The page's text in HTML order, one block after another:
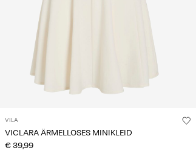
VILA
VICLARA ÄRMELLOSES MINIKLEID
€ 39,99